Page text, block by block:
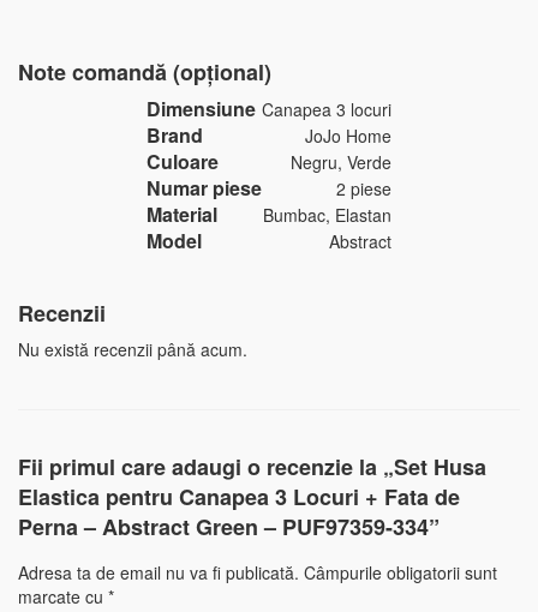
Note comandă (opțional)
Dimensiune Canapea 3 locuri
Brand JoJo Home
Culoare Negru, Verde
Numar piese 2 piese
Material Bumbac, Elastan
Model Abstract
Recenzii
Nu există recenzii până acum.
Fii primul care adaugi o recenzie la „Set Husa
Elastica pentru Canapea 3 Locuri + Fata de
Perna – Abstract Green – PUF97359-334”
Adresa ta de email nu va fi publicată. Câmpurile obligatorii sunt
marcate cu *